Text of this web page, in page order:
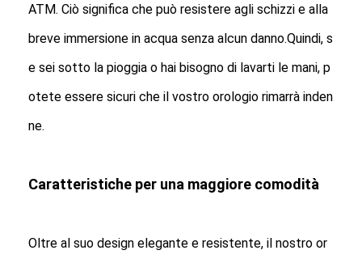
ATM. Ciò significa che può resistere agli schizzi e alla
breve immersione in acqua senza alcun danno.Quindi, s
e sei sotto la pioggia o hai bisogno di lavarti le mani, p
otete essere sicuri che il vostro orologio rimarrà inden
ne.
Caratteristiche per una maggiore comodità
Oltre al suo design elegante e resistente, il nostro or